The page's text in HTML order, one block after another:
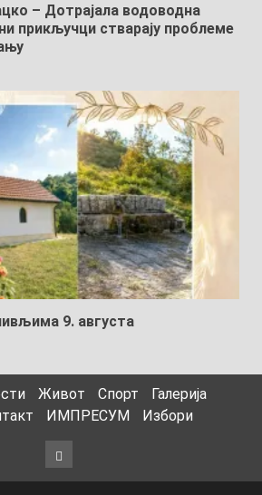
– Дотрајала водоводна
прикључци стварају проблеме
9. августа
Живот Спорт
Галерија
ИМПРЕСУМ Избори
Избори